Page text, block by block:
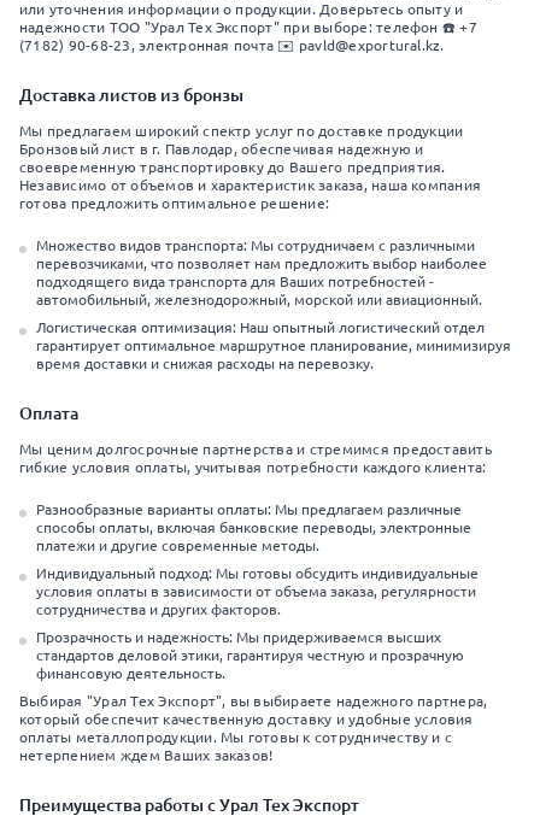
или уточнения информации о продукции. Доверьтесь опыту и
надежности ТОО "Урал Тех Экспорт" при выборе: телефон ☎️ +7
(7182) 90-68-23, электронная почта ✉️ pavld@exportural.kz.
Доставка листов из бронзы
Мы предлагаем широкий спектр услуг по доставке продукции
Бронзовый лист в г. Павлодар, обеспечивая надежную и
своевременную транспортировку до Вашего предприятия.
Независимо от объемов и характеристик заказа, наша компания
готова предложить оптимальное решение:
Множество видов транспорта: Мы сотрудничаем с различными
перевозчиками, что позволяет нам предложить выбор наиболее
подходящего вида транспорта для Ваших потребностей -
автомобильный, железнодорожный, морской или авиационный.
Логистическая оптимизация: Наш опытный логистический отдел
гарантирует оптимальное маршрутное планирование, минимизируя
время доставки и снижая расходы на перевозку.
Оплата
Мы ценим долгосрочные партнерства и стремимся предоставить
гибкие условия оплаты, учитывая потребности каждого клиента:
Разнообразные варианты оплаты: Мы предлагаем различные
способы оплаты, включая банковские переводы, электронные
платежи и другие современные методы.
Индивидуальный подход: Мы готовы обсудить индивидуальные
условия оплаты в зависимости от объема заказа, регулярности
сотрудничества и других факторов.
Прозрачность и надежность: Мы придерживаемся высших
стандартов деловой этики, гарантируя честную и прозрачную
финансовую деятельность.
Выбирая "Урал Тех Экспорт", вы выбираете надежного партнера,
который обеспечит качественную доставку и удобные условия
оплаты металлопродукции. Мы готовы к сотрудничеству и с
нетерпением ждем Ваших заказов!
Преимущества работы с Урал Тех Экспорт